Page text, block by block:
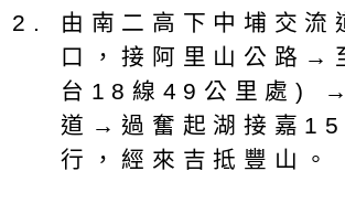
由南二高下中埔交
口，接阿里山公路→
台18線49公里處)
道→過奮起湖接嘉
行，經來吉抵豐山。